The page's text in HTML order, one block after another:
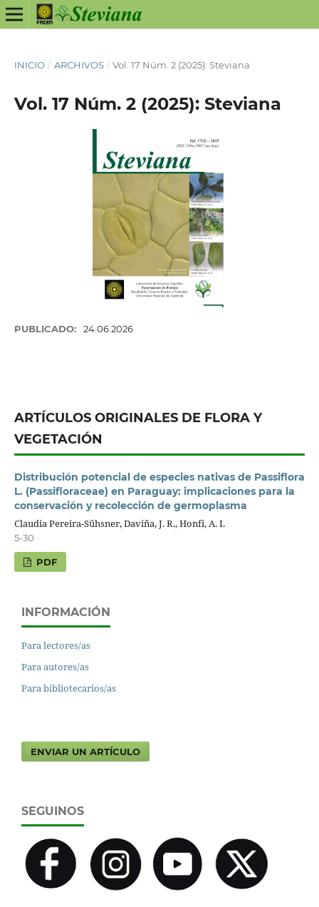
INICIO / ARCHIVOS / Vol. 17 Núm. 2 (2025): Steviana
Vol. 17 Núm. 2 (2025): Steviana
PUBLICADO: 24.06.2026
ARTÍCULOS ORIGINALES DE FLORA Y
VEGETACIÓN
Distribución potencial de especies nativas de Passiflora
L. (Passifloraceae) en Paraguay: implicaciones para la
conservación y recolección de germoplasma
Claudia Pereira-Sühsner, Daviña, J. R., Honfi, A. I.
5-30
PDF
INFORMACIÓN
Para lectores/as
Para autores/as
Para bibliotecarios/as
ENVIAR UN ARTÍCULO
SEGUINOS